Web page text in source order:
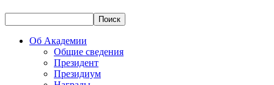
Об Академии
Общие сведения
Президент
Президиум